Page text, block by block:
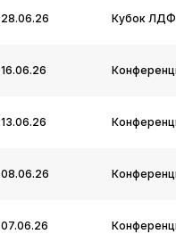
28.06.26 Кубок
16.06.26
13.06.26
08.06.26
07.06.26